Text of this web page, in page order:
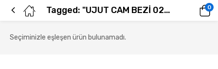
Tagged: "UJUT CAM BEZİ 02284" 0
Seçiminizle eşleşen ürün bulunamadı.